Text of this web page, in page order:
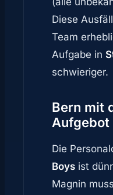
Diese
Team
Aufgabe in
schwieriger.
Bern mit
Aufgebot
Die
Boys ist
Magnin